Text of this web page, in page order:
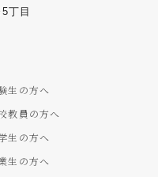
丁目
生の方へ
教員の方へ
生の方へ
生の方へ